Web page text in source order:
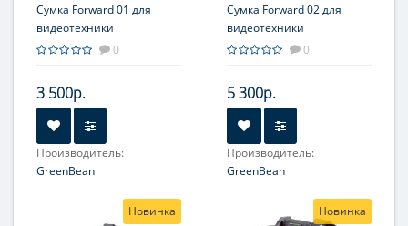
Сумка Forward 01 для
видеотехники
0
3 500р.
Производитель:
GreenBean
Сумка Forward 02 для
видеотехники
0
5 300р.
Производитель:
GreenBean
Новинка Новинка